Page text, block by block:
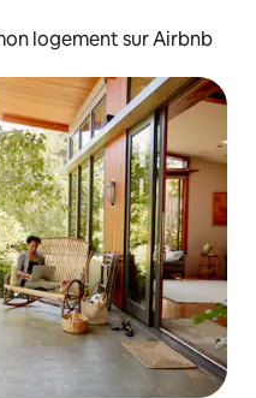
logement sur Airbnb